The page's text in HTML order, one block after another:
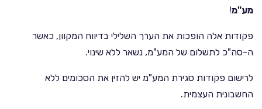
מע"מ!
פקודות אלה הופכות את הערך השלילי בדיווח המקוון, כאשר
ה-סה"כ לתשלום של המע"מ, נשאר ללא שינוי.
לרישום פקודות סגירת המע"מ יש להזין את הסכומים ללא
החשבונית העצמית.